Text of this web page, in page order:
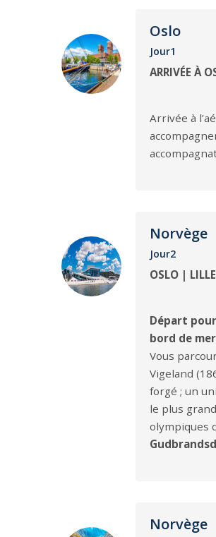
Oslo
Jour1
ARRIVÉE À
Arrivée à
Norvège
Jour2
OSLO |
Départ
bord de
Vous
Vigeland
forgé ; un
le plus
olympiques
Norvège